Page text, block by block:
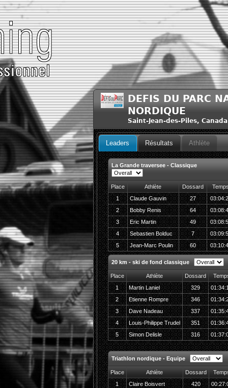
DEFIS DU PARC
NORDIQUE
Saint-Jean-des-Piles,
Leaders Résultats Athlète
La Grande traversee - Classique
Place Athlète Dossard
1
Claude Gauvin 27
2
Bobby Renis 64
3
Eric Martin 49
4
Sebastien Bolduc 7
5
Jean-Marc Poulin 60
20 km - ski de fond classique
Place Athlète Dossard
1
Martin Laniel 329
2
Etienne Rompre 346
3
Dave Nadeau 337
4
Louis-Philippe Trudel 351
5
Simon Delisle 316
Triathlon nordique - Equipe
Place Athlète Dossard
1
Claire Boisvert 420